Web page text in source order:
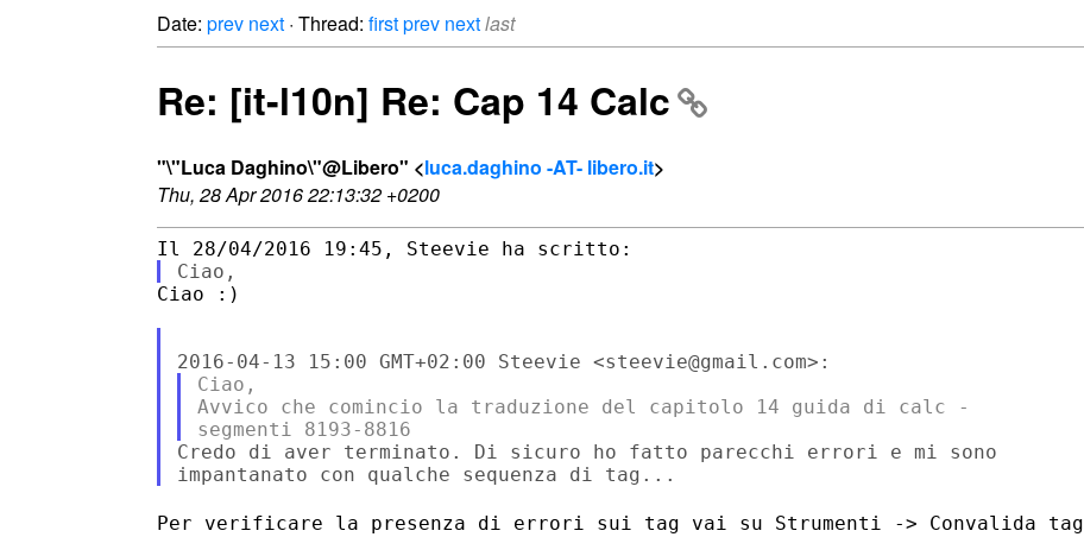
Date: prev next · Thread: firstprev nextlast
Re: [it-l10n] Re: Cap 14 Calc
"\"Luca Daghino\"@Libero" <luca.daghino -AT- libero.it>
Thu, 28 Apr 2016 22:13:32 +0200
Ciao :)
Ciao,
Avvico che comincio la traduzione del capitolo 14 guida di calc -
Credo di aver terminato. Di sicuro ho fatto parecchi errori e mi sono
Per verificare la presenza di errori sui tag vai su Strumenti -> Convalida tag